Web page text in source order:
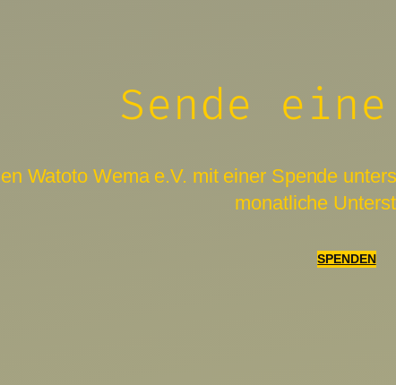
Sende eine
Watoto Wema e.V. mit einer Spende
monatliche
SPENDEN